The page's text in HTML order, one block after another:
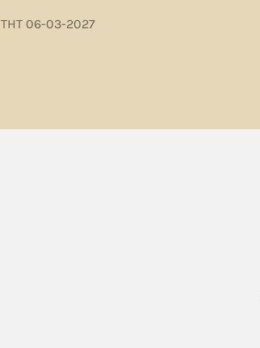
THT 06-03-2027